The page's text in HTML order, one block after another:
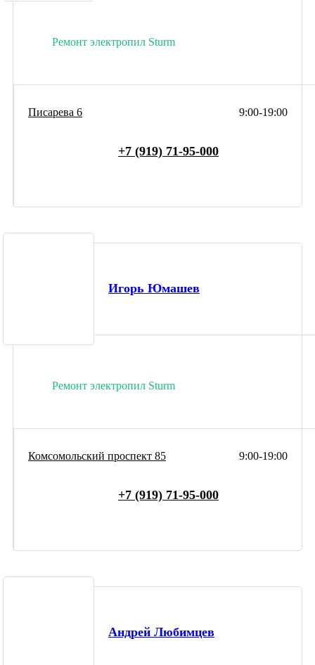
Ремонт электропил Sturm
9:00-19:00
Писарева 6
+7 (919) 71-95-000
Игорь Юмашев
Ремонт электропил Sturm
9:00-19:00
Комсомольский проспект 85
+7 (919) 71-95-000
Андрей Любимцев